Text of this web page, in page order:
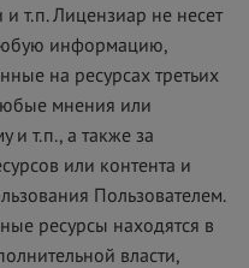
т.п. Лицензиар не несет
информацию,
на ресурсах третьих
мнения или
и т.п., а также за
или контента и
Пользователем.
ресурсы находятся в
власти,